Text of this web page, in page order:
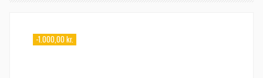
-1.000,00 kr.